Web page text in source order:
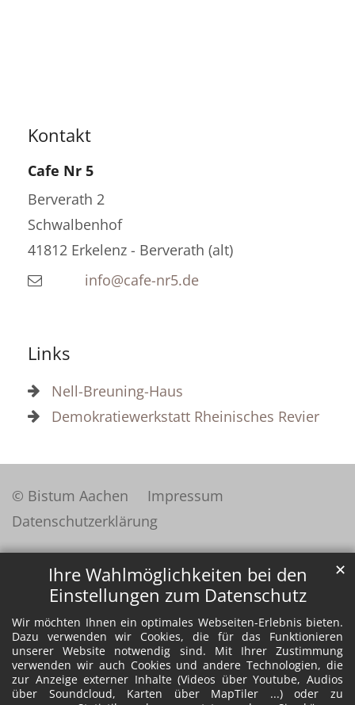
Ihre Wahlmöglichkeiten bei den
Einstellungen zum Datenschutz
Wir möchten Ihnen ein optimales Webseiten-Erlebnis bieten.
Dazu verwenden wir Cookies, die für das Funktionieren
unserer Website notwendig sind. Mit Ihrer Zustimmung
verwenden wir auch Cookies und andere Technologien, die
zur Anzeige externer Inhalte (Videos über Youtube, Audios
über Soundcloud, Karten über MapTiler ...) oder zu
✕
Kontakt
Cafe Nr 5
Berverath 2
Schwalbenhof
41812 Erkelenz - Berverath (alt)
info@cafe-nr5.de
Links
Nell-Breuning-Haus
Demokratiewerkstatt Rheinisches Revier
© Bistum Aachen
Impressum
Datenschutzerklärung